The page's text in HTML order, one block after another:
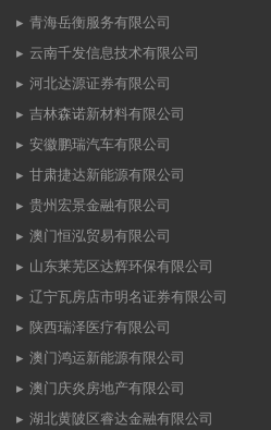
青海岳衡服务有限公司
云南千发信息技术有限公司
河北达源证券有限公司
吉林森诺新材料有限公司
安徽鹏瑞汽车有限公司
甘肃捷达新能源有限公司
贵州宏景金融有限公司
澳门恒泓贸易有限公司
山东莱芜区达辉环保有限公司
辽宁瓦房店市明名证券有限公司
陕西瑞泽医疗有限公司
澳门鸿运新能源有限公司
澳门庆炎房地产有限公司
湖北黄陂区睿达金融有限公司